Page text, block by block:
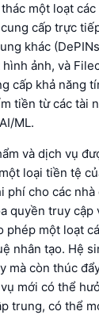
một loạt các
cấp trực
khác
ảnh, và
cấp khả năng
tiền từ các tài
ML.
và dịch vụ
loại tiền tệ
phí cho các nhà
quyền truy cập
phép một loạt
nhân tạo. Hệ
mà còn thúc
mới có thể
trung, có thể